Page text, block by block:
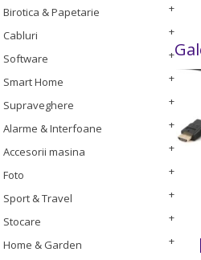
Birotica & Papetarie
Cabluri
Software
Smart Home
Supraveghere
Alarme & Interfoane
Accesorii masina
Foto
Sport & Travel
Stocare
Home & Garden